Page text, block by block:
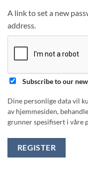
A link to set a new
address.
Subscribe to our
Dine personlige data vil
av hjemmesiden,
grunner spesifisert i våre
REGISTER